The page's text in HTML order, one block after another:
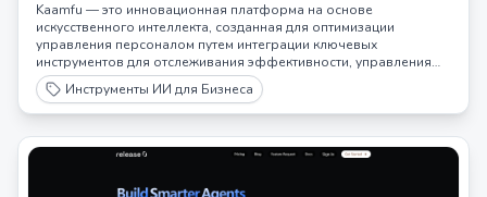
Kaamfu — это инновационная платформа на основе
искусственного интеллекта, созданная для оптимизации
управления персоналом путем интеграции ключевых
инструментов для отслеживания эффективности, управления
задачами и улучшения командного взаимодействия.
Инструменты ИИ для Бизнеса